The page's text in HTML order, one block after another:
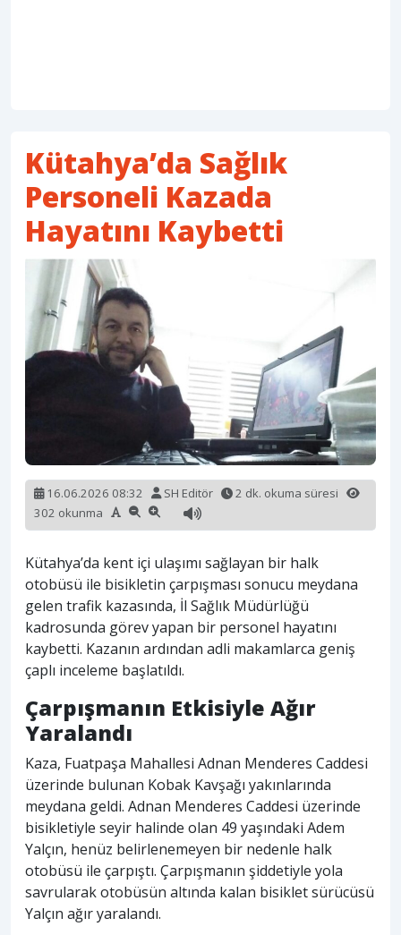
Kütahya’da Sağlık
Personeli Kazada
Hayatını Kaybetti
16.06.2026 08:32 SH Editör
2 dk. okuma süresi
302 okunma
Kütahya’da kent içi ulaşımı sağlayan bir halk
otobüsü ile bisikletin çarpışması sonucu meydana
gelen trafik kazasında, İl Sağlık Müdürlüğü
kadrosunda görev yapan bir personel hayatını
kaybetti. Kazanın ardından adli makamlarca geniş
çaplı inceleme başlatıldı.
Çarpışmanın Etkisiyle Ağır
Yaralandı
Kaza, Fuatpaşa Mahallesi Adnan Menderes Caddesi
üzerinde bulunan Kobak Kavşağı yakınlarında
meydana geldi. Adnan Menderes Caddesi üzerinde
bisikletiyle seyir halinde olan 49 yaşındaki Adem
Yalçın, henüz belirlenemeyen bir nedenle halk
otobüsü ile çarpıştı. Çarpışmanın şiddetiyle yola
savrularak otobüsün altında kalan bisiklet sürücüsü
Yalçın ağır yaralandı.